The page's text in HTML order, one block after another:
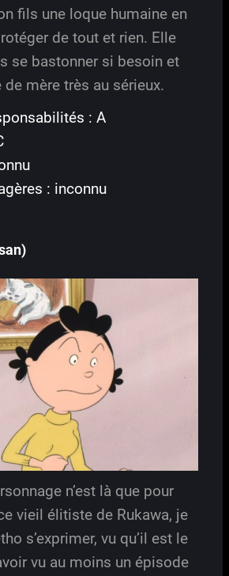
fils une loque humaine en
de tout et rien. Elle
se bastonner si besoin et
mère très au sérieux.
: A
: inconnu
n’est là que pour
vieil élitiste de Rukawa, je
s’exprimer, vu qu’il est le
vu au moins un épisode